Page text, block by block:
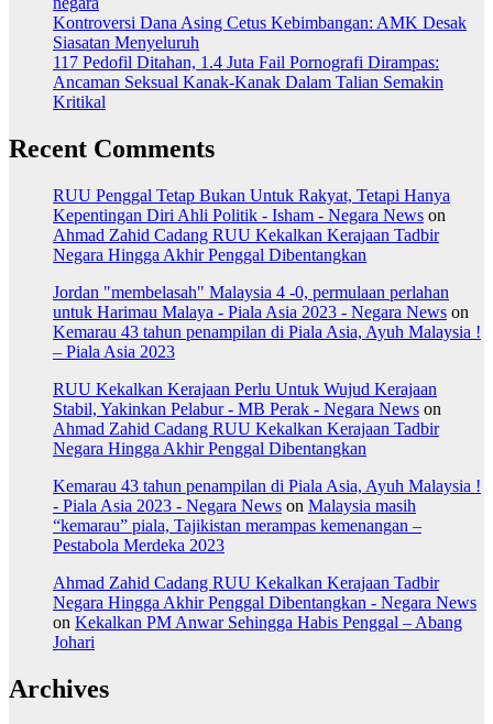
Kontroversi Dana Asing Cetus Kebimbangan: AMK Desak
Siasatan Menyeluruh
117 Pedofil Ditahan, 1.4 Juta Fail Pornografi Dirampas:
Ancaman Seksual Kanak-Kanak Dalam Talian Semakin
Kritikal
Recent Comments
RUU Penggal Tetap Bukan Untuk Rakyat, Tetapi Hanya
Kepentingan Diri Ahli Politik - Isham - Negara News on
Ahmad Zahid Cadang RUU Kekalkan Kerajaan Tadbir
Negara Hingga Akhir Penggal Dibentangkan
Jordan "membelasah" Malaysia 4 -0, permulaan perlahan
untuk Harimau Malaya - Piala Asia 2023 - Negara News on
Kemarau 43 tahun penampilan di Piala Asia, Ayuh Malaysia !
– Piala Asia 2023
RUU Kekalkan Kerajaan Perlu Untuk Wujud Kerajaan
Stabil, Yakinkan Pelabur - MB Perak - Negara News on
Ahmad Zahid Cadang RUU Kekalkan Kerajaan Tadbir
Negara Hingga Akhir Penggal Dibentangkan
Kemarau 43 tahun penampilan di Piala Asia, Ayuh Malaysia !
- Piala Asia 2023 - Negara News on Malaysia masih
“kemarau” piala, Tajikistan merampas kemenangan –
Pestabola Merdeka 2023
Ahmad Zahid Cadang RUU Kekalkan Kerajaan Tadbir
Negara Hingga Akhir Penggal Dibentangkan - Negara News
on Kekalkan PM Anwar Sehingga Habis Penggal – Abang
Johari
Archives